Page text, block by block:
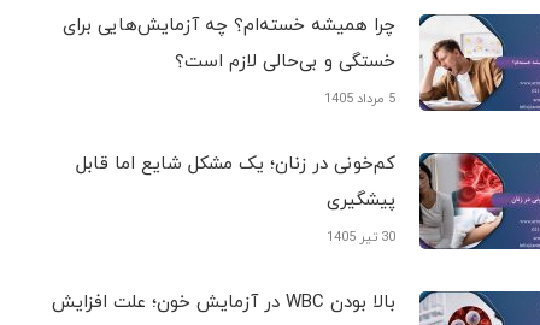
چرا همیشه خسته‌ام؟ چه آزمایش‌هایی برای
خستگی و بی‌حالی لازم است؟
5 مرداد 1405
کم‌خونی در زنان؛ یک مشکل شایع اما قابل
پیشگیری
30 تیر 1405
بالا بودن WBC در آزمایش خون؛ علت افزایش